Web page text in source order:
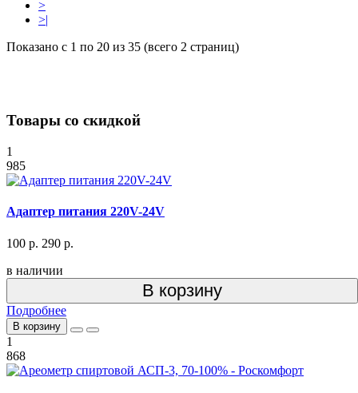
>
>|
Показано с 1 по 20 из 35 (всего 2 страниц)
Товары со скидкой
1
985
Адаптер питания 220V-24V
100 р. 290 р.
в наличии
В корзину
Подробнее
В корзину
1
868